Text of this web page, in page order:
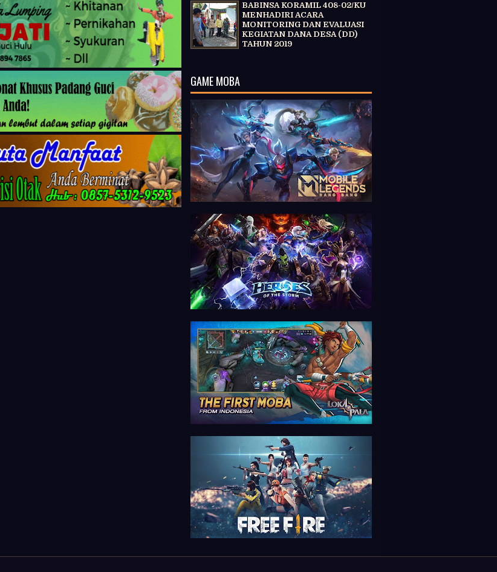
BABINSA KORAMIL 408-02/KU
MENHADIRI ACARA
MONITORING DAN EVALUASI
KEGIATAN DANA DESA (DD)
TAHUN 2019
GAME MOBA